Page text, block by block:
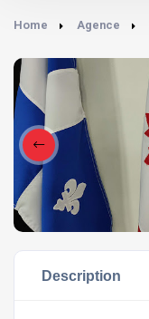
Home Agence
Description